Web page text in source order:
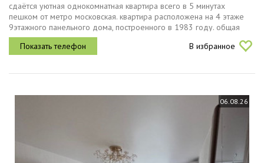
сдаётся уютная однокомнатная квартира всего в 5 минутах
пешком от метро московская. квартира расположена на 4 этаже
9этажного панельного дома, построенного в 1983 году. общая
площадь квартиры составляет 33.5 кв. м, жилая площадь 18 кв. м,
кухня 8...
В избранное
06.08.26